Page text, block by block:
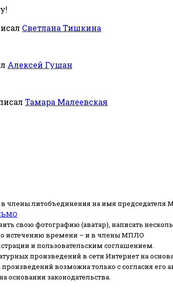
Светлана Тишкина
Алексей Гушан
Тамара Малеевская
члены литобъединения на имя председателя
свою фотографию (аватар), написать
истечению времени – и в члены МПЛО
и пользовательским соглашением.
произведений в сети Интернет на
возможна только с согласия его
основании законодательства.